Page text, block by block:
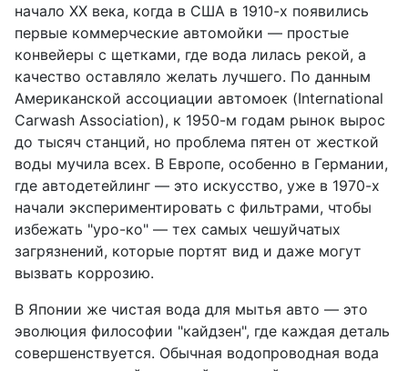
начало XX века, когда в США в 1910-х появились
первые коммерческие автомойки — простые
конвейеры с щетками, где вода лилась рекой, а
качество оставляло желать лучшего. По данным
Американской ассоциации автомоек (International
Carwash Association), к 1950-м годам рынок вырос
до тысяч станций, но проблема пятен от жесткой
воды мучила всех. В Европе, особенно в Германии,
где автодетейлинг — это искусство, уже в 1970-х
начали экспериментировать с фильтрами, чтобы
избежать "уро-ко" — тех самых чешуйчатых
загрязнений, которые портят вид и даже могут
вызвать коррозию.
В Японии же чистая вода для мытья авто — это
эволюция философии "кайдзен", где каждая деталь
совершенствуется. Обычная водопроводная вода